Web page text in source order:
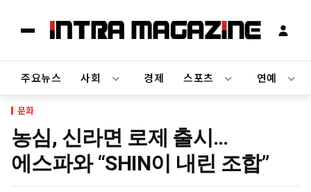
주요뉴스 사회 경제 스포츠 연예
문화
농심, 신라면 로제 출시…
에스파와 “SHIN이 내린 조합”